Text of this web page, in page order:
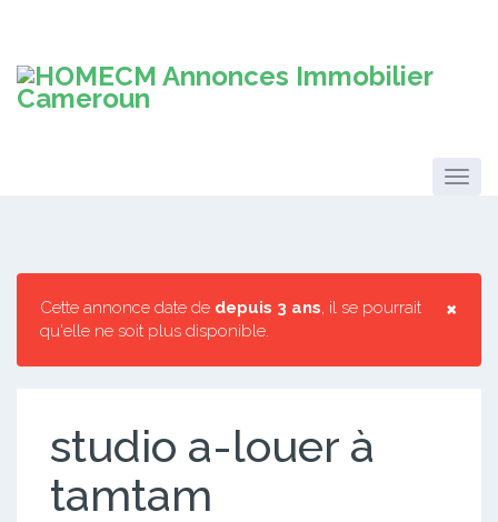
×
Cette annonce date de depuis 3 ans, il se pourrait
qu'elle ne soit plus disponible.
studio a-louer à
tamtam